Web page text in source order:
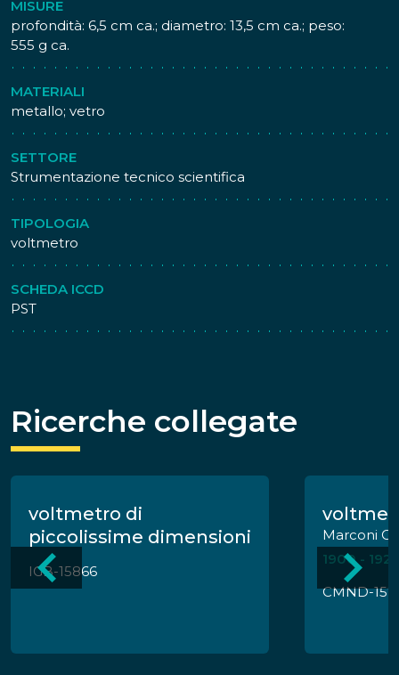
MISURE
profondità: 6,5 cm ca.; diametro: 13,5 cm ca.; peso:
555 g ca.
MATERIALI
metallo; vetro
SETTORE
Strumentazione tecnico scientifica
TIPOLOGIA
voltmetro
SCHEDA ICCD
PST
Ricerche collegate
voltmetro di
piccolissime dimensioni
IGB-15866
Marconi
1900 -
CMND-